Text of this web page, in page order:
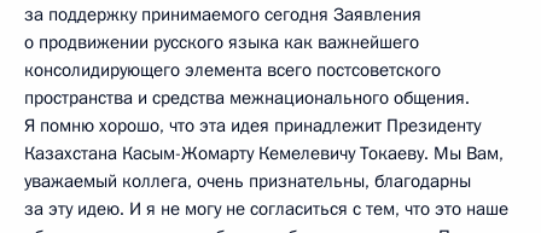
за поддержку принимаемого сегодня Заявления
о продвижении русского языка как важнейшего
консолидирующего элемента всего постсоветского
пространства и средства межнационального общения.
Я помню хорошо, что эта идея принадлежит Президенту
Казахстана Касым-Жомарту Кемелевичу Токаеву. Мы Вам,
уважаемый коллега, очень признательны, благодарны
за эту идею. И я не могу не согласиться с тем, что это наше